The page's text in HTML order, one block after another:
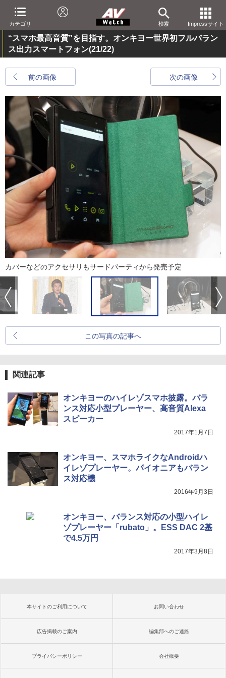
カテゴリ 検索 Impressサイト
“スマホ最高音質”を目指す。オンキヨー世界初フルバラン
ス出力スマートフォン(21/22)
前の画像 次の画像
カバーなどのアクセサリもサードパーティから発売予定
この写真の記事へ
関連記事
オンキヨーのハイレゾスマホ披露。バラ
ンス対応小型プレーヤー、高音質Alexa
スピーカー
2017年1月7日
オンキヨー、スマホライクなAndroidハ
イレゾプレーヤー。パイオニアもバラン
ス対応機
2016年9月3日
オンキヨー、バランス対応の小型ハイレ
ゾプレーヤー「rubato」。ESS DAC 2基
で4.5万円
2017年3月8日
本サイトのご利用について お問い合わせ
広告掲載のご案内 編集部へのご連絡
プライバシーポリシー 会社概要